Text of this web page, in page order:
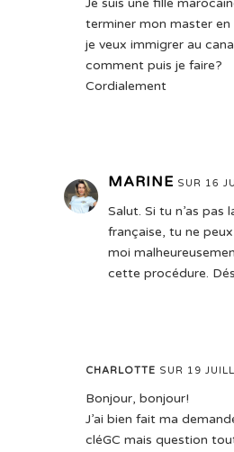
Je suis une fille
terminer mon master en
je veux immigrer au
comment puis je faire?
Cordialement
MARINE SUR 16
Salut. Si tu n’as pas
française, tu ne
moi
cette procédure.
CHARLOTTE SUR 19
Bonjour, bonjour!
J’ai bien fait ma
cléGC mais question